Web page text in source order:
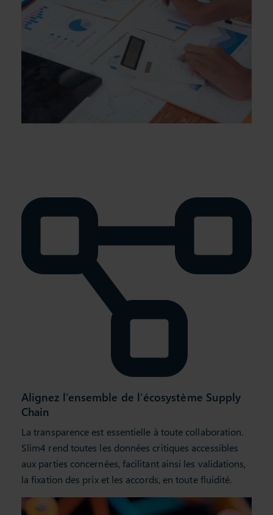
Alignez l’ensemble de l’écosystème Supply
Chain
La transparence est essentielle à toute collaboration.
Slim4 rend toutes les données critiques accessibles
aux parties concernées, facilitant ainsi les validations,
la fixation des prix et les accords, en toute fluidité.